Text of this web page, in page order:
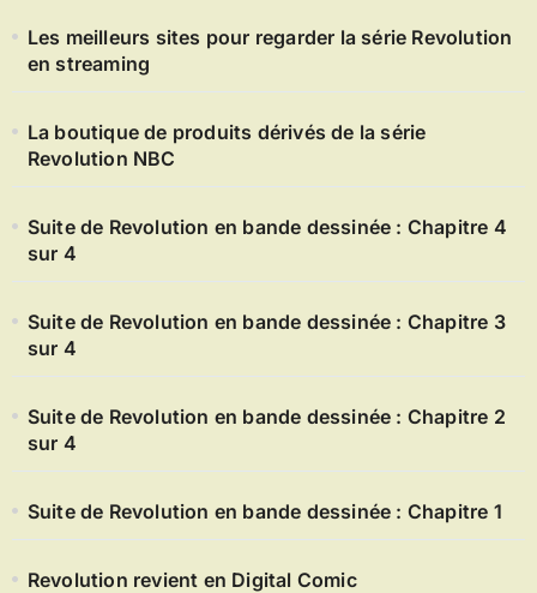
Les meilleurs sites pour regarder la série Revolution
en streaming
La boutique de produits dérivés de la série
Revolution NBC
Suite de Revolution en bande dessinée : Chapitre 4
sur 4
Suite de Revolution en bande dessinée : Chapitre 3
sur 4
Suite de Revolution en bande dessinée : Chapitre 2
sur 4
Suite de Revolution en bande dessinée : Chapitre 1
Revolution revient en Digital Comic